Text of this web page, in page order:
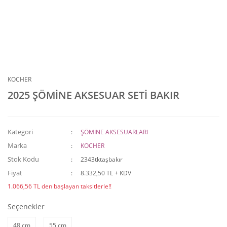
KOCHER
2025 ŞÖMİNE AKSESUAR SETİ BAKIR
Kategori ŞÖMİNE AKSESUARLARI
Marka KOCHER
Stok Kodu 2343tktaşbakır
Fiyat
8.332,50 TL + KDV
1.066,56 TL den başlayan taksitlerle!!
Seçenekler
48 cm 55 cm